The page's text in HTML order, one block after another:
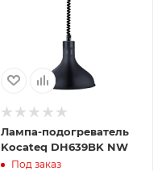
Лампа-подогреватель
Kocateq DH639BK NW
Под заказ